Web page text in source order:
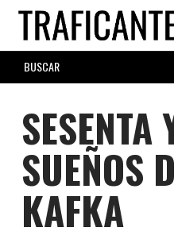
Skip
main
content
SEARCH
FORM
SESENTA
SUEÑOS
KAFKA